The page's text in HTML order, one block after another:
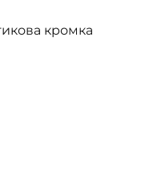
кромка